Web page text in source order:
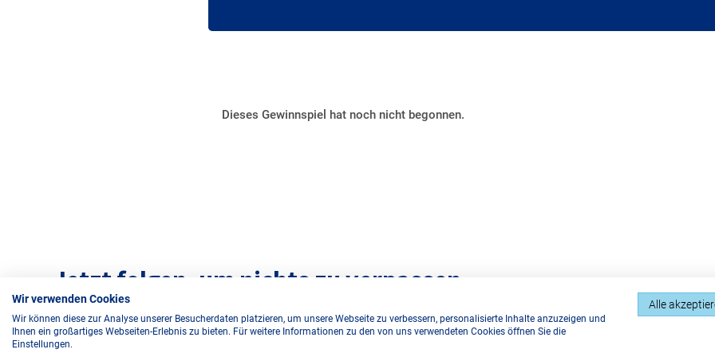
Jetzt folgen, um nichts zu verpassen.
2025 © Mainova Aktionen
Wir verwenden Cookies
Wir können diese zur Analyse unserer Besucherdaten platzieren, um unsere Webseite zu verbessern, personalisierte Inhalte anzuzeigen und
Ihnen ein großartiges Webseiten-Erlebnis zu bieten. Für weitere Informationen zu den von uns verwendeten Cookies öffnen Sie die
Einstellungen.
Alle